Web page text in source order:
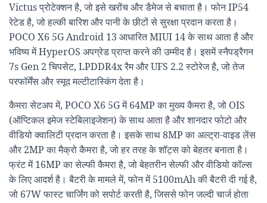
Victus प्रोटेक्शन है, जो इसे खरोंच और डैमेज से बचाता है। फोन IP54
रेटेड है, जो हल्की बारिश और पानी के छीटों से सुरक्षा प्रदान करता है।
POCO X6 5G Android 13 आधारित MIUI 14 के साथ आता है और
भविष्य में HyperOS अपग्रेड प्राप्त करने की उम्मीद है। इसमें स्नैपड्रैगन
7s Gen 2 चिपसेट, LPDDR4x रैम और UFS 2.2 स्टोरेज है, जो तेज
परफॉर्मेंस और स्मूद मल्टीटास्किंग देता है।
कैमरा सेटअप में, POCO X6 5G में 64MP का मुख्य कैमरा है, जो OIS
(ऑप्टिकल इमेज स्टेबिलाइजेशन) के साथ आता है और शानदार फोटो और
वीडियो क्वालिटी प्रदान करता है। इसके साथ 8MP का अल्ट्रा-वाइड लेंस
और 2MP का मैक्रो कैमरा है, जो हर तरह के शॉट्स को बेहतर बनाता है।
फ्रंट में 16MP का सेल्फी कैमरा है, जो बेहतरीन सेल्फी और वीडियो कॉल्स
के लिए आदर्श है। बैटरी के मामले में, फोन में 5100mAh की बैटरी दी गई है,
जो 67W फास्ट चार्जिंग को सपोर्ट करती है, जिससे फोन जल्दी चार्ज होता